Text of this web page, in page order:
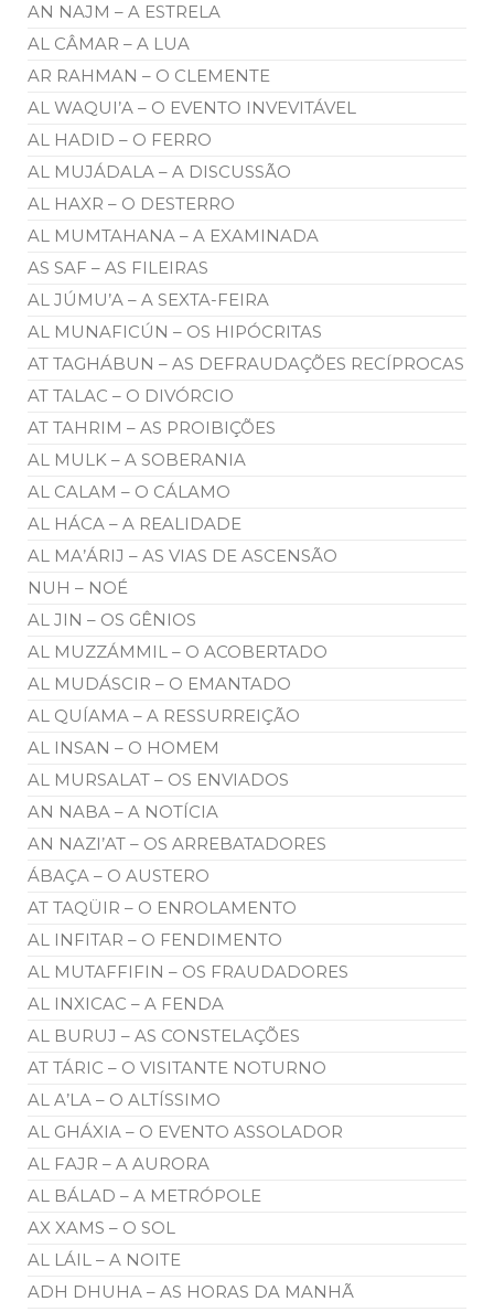
AN NAJM – A ESTRELA
AL CÂMAR – A LUA
AR RAHMAN – O CLEMENTE
AL WAQUI’A – O EVENTO INVEVITÁVEL
AL HADID – O FERRO
AL MUJÁDALA – A DISCUSSÃO
AL HAXR – O DESTERRO
AL MUMTAHANA – A EXAMINADA
AS SAF – AS FILEIRAS
AL JÚMU’A – A SEXTA-FEIRA
AL MUNAFICÚN – OS HIPÓCRITAS
AT TAGHÁBUN – AS DEFRAUDAÇÕES RECÍPROCAS
AT TALAC – O DIVÓRCIO
AT TAHRIM – AS PROIBIÇÕES
AL MULK – A SOBERANIA
AL CALAM – O CÁLAMO
AL HÁCA – A REALIDADE
AL MA’ÁRIJ – AS VIAS DE ASCENSÃO
NUH – NOÉ
AL JIN – OS GÊNIOS
AL MUZZÁMMIL – O ACOBERTADO
AL MUDÁSCIR – O EMANTADO
AL QUÍAMA – A RESSURREIÇÃO
AL INSAN – O HOMEM
AL MURSALAT – OS ENVIADOS
AN NABA – A NOTÍCIA
AN NAZI’AT – OS ARREBATADORES
ÁBAÇA – O AUSTERO
AT TAQÜIR – O ENROLAMENTO
AL INFITAR – O FENDIMENTO
AL MUTAFFIFIN – OS FRAUDADORES
AL INXICAC – A FENDA
AL BURUJ – AS CONSTELAÇÕES
AT TÁRIC – O VISITANTE NOTURNO
AL A’LA – O ALTÍSSIMO
AL GHÁXIA – O EVENTO ASSOLADOR
AL FAJR – A AURORA
AL BÁLAD – A METRÓPOLE
AX XAMS – O SOL
AL LÁIL – A NOITE
ADH DHUHA – AS HORAS DA MANHÃ